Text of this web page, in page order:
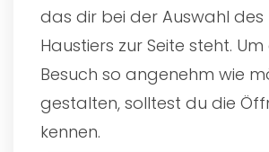
das dir bei der Auswahl
Haustiers zur Seite steht.
Besuch so angenehm wie
gestalten, solltest du die
kennen.